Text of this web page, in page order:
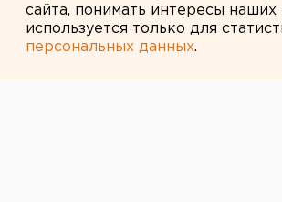
сайта, понимать интересы
используется только для
персональных данных.